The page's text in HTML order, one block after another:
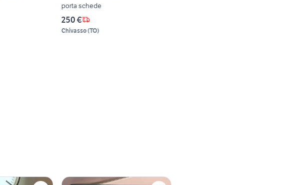
porta schede
250 €
Chivasso(TO)